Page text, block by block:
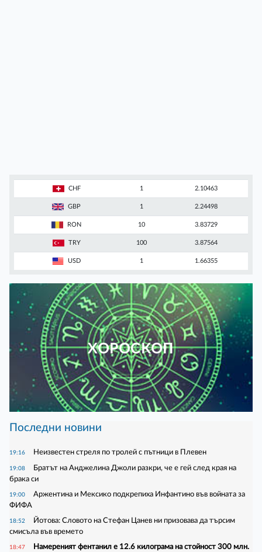
CHF 1 2.10463
GBP 1 2.24498
RON 10 3.83729
TRY 100 3.87564
USD 1 1.66355
ХОРОСКОП
Последни новини
19:16 Неизвестен стреля по тролей с пътници в Плевен
19:08
Братът на Анджелина Джоли разкри, че е гей след края на
брака си
19:00
Аржентина и Мексико подкрепиха Инфантино във войната за
ФИФА
18:52
Йотова: Словото на Стефан Цанев ни призовава да търсим
смисъла във времето
18:47 Намереният фентанил е 12.6 килограма на стойност 300 млн.